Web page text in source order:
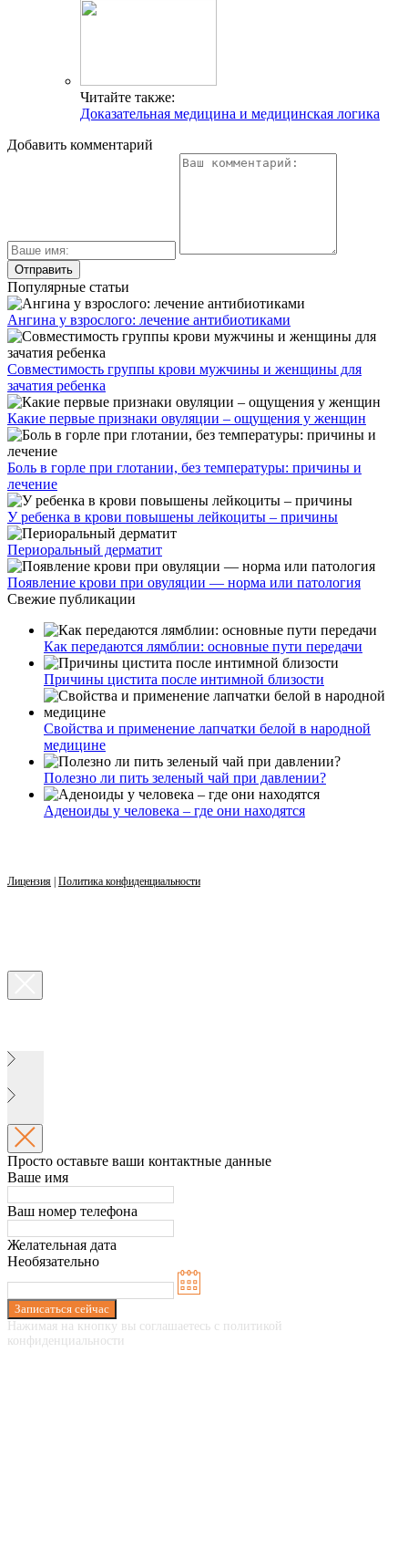
Читайте также:
Доказательная медицина и медицинская логика
Добавить комментарий
Популярные статьи
Ангина у взрослого: лечение антибиотиками
Совместимость группы крови мужчины и женщины для
зачатия ребенка
Какие первые признаки овуляции – ощущения у женщин
Боль в горле при глотании, без температуры: причины и
лечение
У ребенка в крови повышены лейкоциты – причины
Периоральный дерматит
Появление крови при овуляции — норма или патология
Свежие публикации
Как передаются лямблии: основные пути передачи
Причины цистита после интимной близости
Свойства и применение лапчатки белой в народной
медицине
Полезно ли пить зеленый чай при давлении?
Аденоиды у человека – где они находятся
Лицензия Политика конфиденциальности
Просто оставьте ваши контактные данные
Ваше имя
Ваш номер телефона
Желательная дата
Необязательно
Записаться сейчас
Нажимая на кнопку вы соглашаетесь с политикой
конфиденциальности